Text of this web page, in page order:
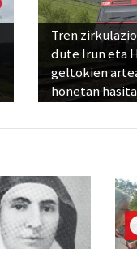
Tren
dute Irun eta
geltokien
honetan hasita